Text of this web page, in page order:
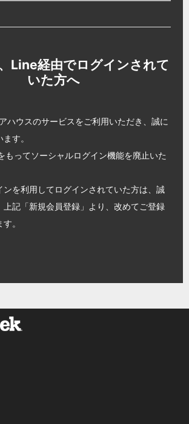
Line経由でログインされて
いた方へ
ハウスのサービスをご利用いただき、誠に
す。
ってソーシャルログイン機能を廃止いた
ンを利用してログインされていた方は、誠
上記「新規会員登録」より、改めてご登録
。